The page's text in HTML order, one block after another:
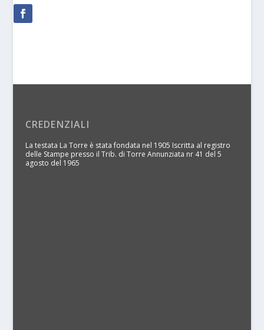
CREDENZIALI
La testata La Torre è stata fondata nel 1905 Iscritta al registro
delle Stampe presso il Trib. di Torre Annunziata nr 41 del 5
agosto del 1965